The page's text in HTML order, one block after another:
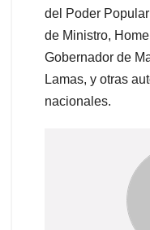
del Poder
de Ministro,
Gobernador de
Lamas, y otras
nacionales.